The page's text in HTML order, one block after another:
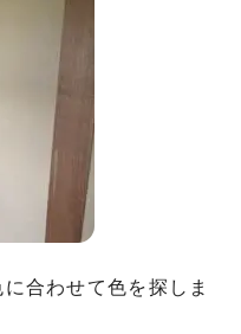
合わせて色を探しま